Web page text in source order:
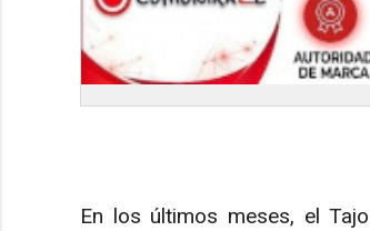
En los últimos meses, el